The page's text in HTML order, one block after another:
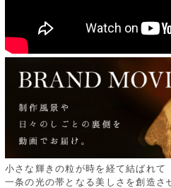
小さな輝きの粒が時を経て結ばれて
一条の光の帯となる美しさを創造さ